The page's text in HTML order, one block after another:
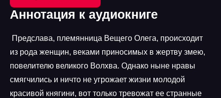
Аннотация к аудиокниге
Предслава, племянница Вещего Олега, происходит
из рода женщин, веками приносимых в жертву змею,
повелителю великого Волхва. Однако ныне нравы
смягчились и ничто не угрожает жизни молодой
красивой княгини, вот только тревожат ее странные